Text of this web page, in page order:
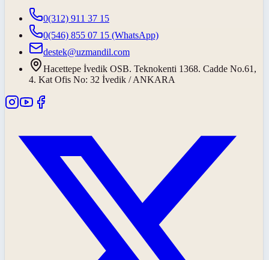
0(312) 911 37 15
0(546) 855 07 15 (WhatsApp)
destek@uzmandil.com
Hacettepe İvedik OSB. Teknokenti 1368. Cadde No.61,
4. Kat Ofis No: 32 İvedik / ANKARA